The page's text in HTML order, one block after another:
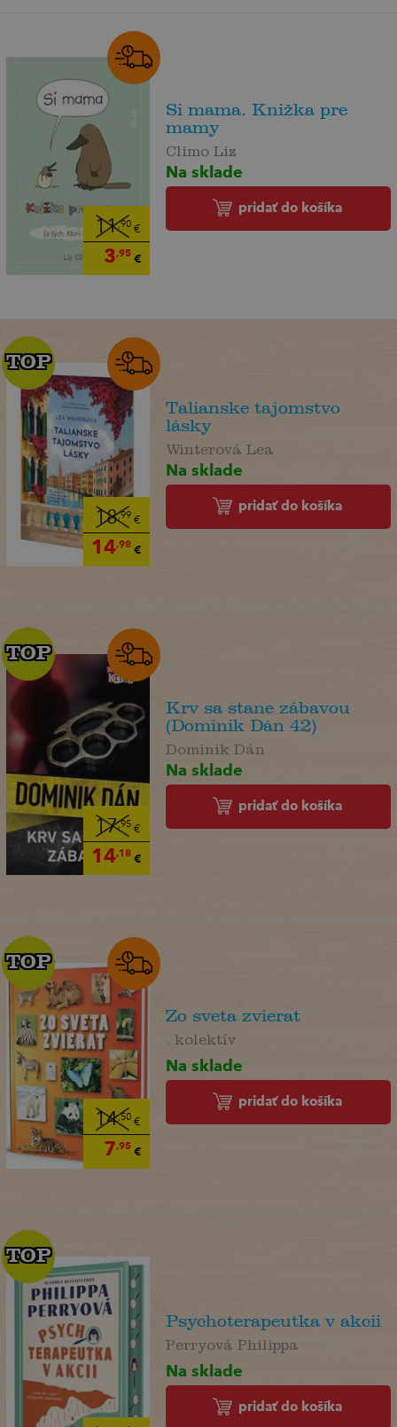
11,90€
3,95€
Si mama. Knižka pre
mamy
Climo Liz
Na sklade
pridať do košíka
18,99 €
14,98€
TOP
TOP
Talianske tajomstvo
lásky
Winterová Lea
Na sklade
pridať do košíka
17,95€
14,18€
TOP
TOP
Krv sa stane zábavou
(Dominik Dán 42)
Dominik Dán
Na sklade
pridať do košíka
14,50€
7,95€
TOP
TOP
Zo sveta zvierat
. kolektív
Na sklade
pridať do košíka
TOP
TOP
Psychoterapeutka v akcii
Perryová Philippa
Na sklade
pridať do košíka